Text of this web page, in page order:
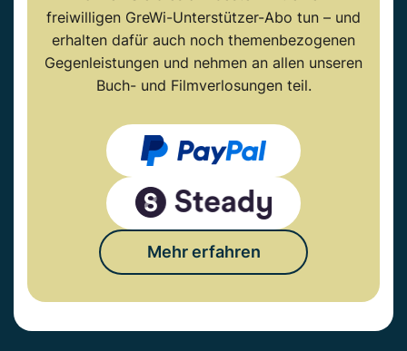
freiwilligen GreWi-Unterstützer-Abo tun – und
erhalten dafür auch noch themenbezogenen
Gegenleistungen und nehmen an allen unseren
Buch- und Filmverlosungen teil.
Mehr erfahren